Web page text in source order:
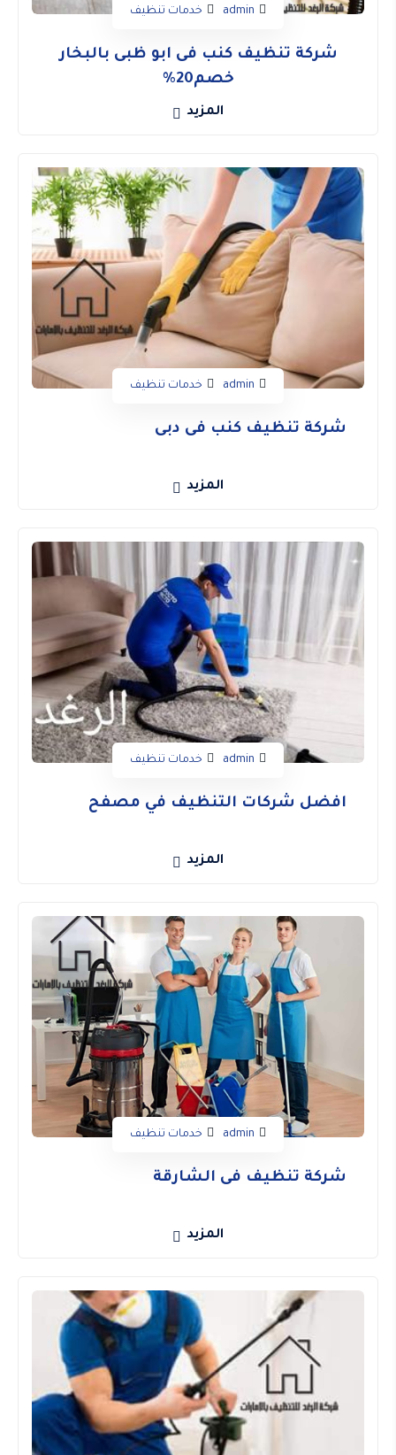
admin خدمات تنظيف
شركة تنظيف كنب فى ابو ظبى بالبخار
خصم20%
المزيد
admin خدمات تنظيف
شركة تنظيف كنب فى دبى
المزيد
admin خدمات تنظيف
افضل شركات التنظيف في مصفح
المزيد
admin خدمات تنظيف
شركة تنظيف فى الشارقة
المزيد